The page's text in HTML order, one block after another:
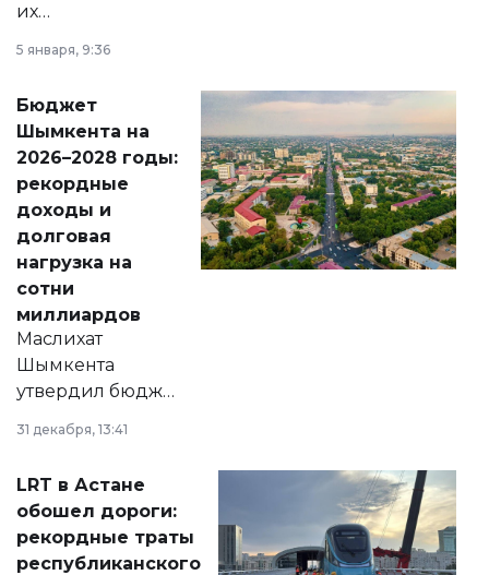
их
принести
народу
Венесуэлы.
5 января, 9:36
Бюджет
Шымкента на
2026–2028 годы:
рекордные
доходы и
долговая
нагрузка на
сотни
миллиардов
Маслихат
Шымкента
утвердил бюджет
города на 2026–
2028 годы.
документ
появился в базе
нормативных
31 декабря, 13:41
LRT в Астане
обошел дороги:
рекордные траты
республиканского